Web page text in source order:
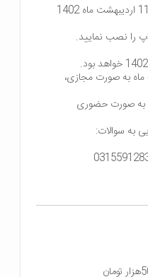
• مهلت ثبت نام دوره تا پایان روز 11 اردیبهشت ماه 1402
. 17 اردیبهشت ماه به صورت مجازی،